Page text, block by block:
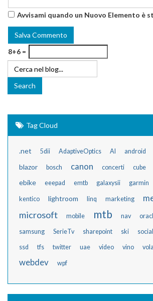
Avvisami quando un Nuovo Elemento è
8+6 =
Tag Cloud
.net 5dii AdaptiveOptics AI android
blazor bosch canon concerti cube
ebike eeepad emtb galaxysii garmin
kentico lightroom linq marketing
microsoft mobile mtb nav
samsung SerieTv sharepoint ski social
ssd tfs twitter uae video vino
webdev wpf